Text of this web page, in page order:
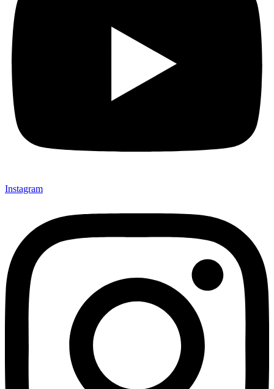
Instagram